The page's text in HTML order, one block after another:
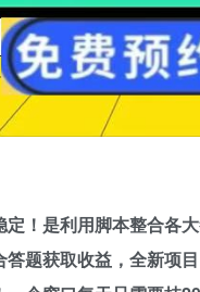
定！是利用脚本整合各
题获取收益， 全新项目